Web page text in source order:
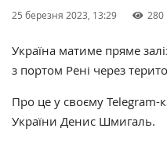
25 березня 2023, 13:29 280
Україна матиме пряме
з портом Рені через
Про це у своєму Telegram-
України Денис Шмигаль.